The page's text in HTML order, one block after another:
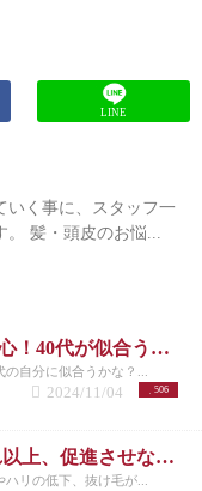
LINE
いく事に、スタッフ一
。 髪・頭皮のお悩...
初めてのショートヘアも安心！40代が似合う失敗しないスタイル選びガイド
自分に似合うかな？...
506
2024/11/04
【40代 男性は見て！】これ以上、促進させない薄毛予防の方法を美容師が解説！
リの低下、抜け毛が...